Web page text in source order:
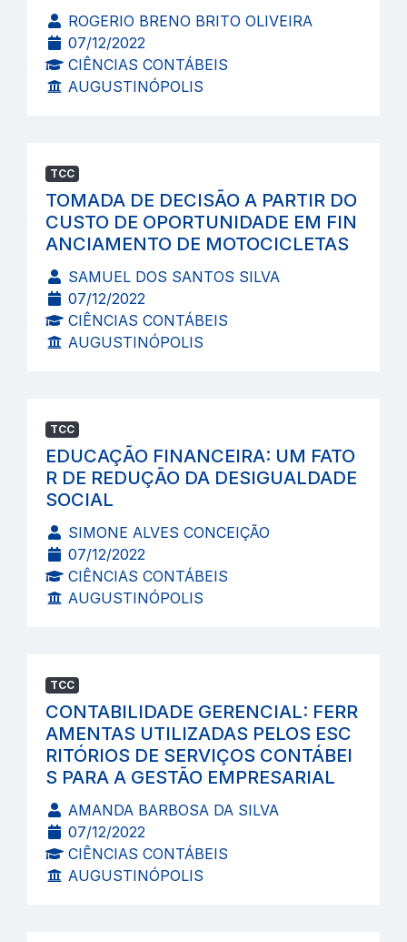
ROGERIO BRENO BRITO OLIVEIRA
07/12/2022
CIÊNCIAS CONTÁBEIS
AUGUSTINÓPOLIS
TCC
TOMADA DE DECISÃO A PARTIR DO
CUSTO DE OPORTUNIDADE EM FIN
ANCIAMENTO DE MOTOCICLETAS
SAMUEL DOS SANTOS SILVA
07/12/2022
CIÊNCIAS CONTÁBEIS
AUGUSTINÓPOLIS
TCC
EDUCAÇÃO FINANCEIRA: UM FATO
R DE REDUÇÃO DA DESIGUALDADE
SOCIAL
SIMONE ALVES CONCEIÇÃO
07/12/2022
CIÊNCIAS CONTÁBEIS
AUGUSTINÓPOLIS
TCC
CONTABILIDADE GERENCIAL: FERR
AMENTAS UTILIZADAS PELOS ESC
RITÓRIOS DE SERVIÇOS CONTÁBEI
S PARA A GESTÃO EMPRESARIAL
AMANDA BARBOSA DA SILVA
07/12/2022
CIÊNCIAS CONTÁBEIS
AUGUSTINÓPOLIS